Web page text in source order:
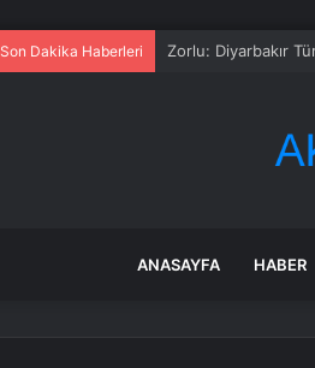
Son Dakika Haberleri Zorlu: Diyarbakır
ANASAYFA HABER